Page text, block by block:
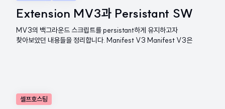
Extension MV3과 Persistant SW
MV3의 백그라운드 스크립트를 persistant하게 유지하고자
찾아보았던 내용들을 정리합니다. Manifest V3 Manifest V3은
셀프호스팅